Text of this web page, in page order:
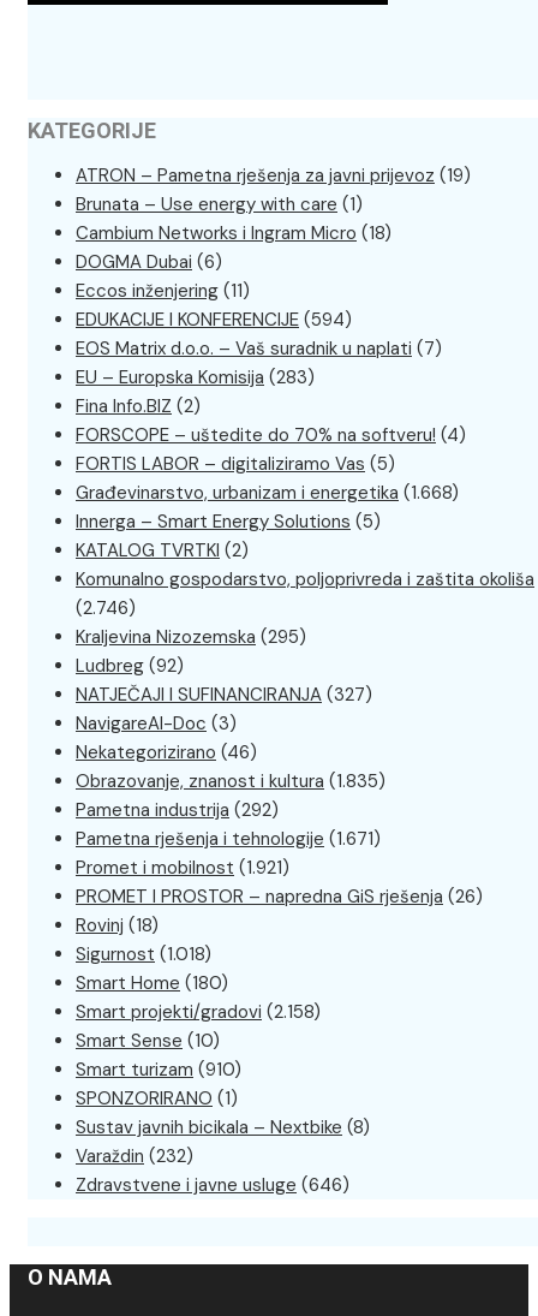
KATEGORIJE
ATRON – Pametna rješenja za javni prijevoz (19)
Brunata – Use energy with care (1)
Cambium Networks i Ingram Micro (18)
DOGMA Dubai (6)
Eccos inženjering (11)
EDUKACIJE I KONFERENCIJE (594)
EOS Matrix d.o.o. – Vaš suradnik u naplati (7)
EU – Europska Komisija (283)
Fina Info.BIZ (2)
FORSCOPE – uštedite do 70% na softveru! (4)
FORTIS LABOR – digitaliziramo Vas (5)
Građevinarstvo, urbanizam i energetika (1.668)
Innerga – Smart Energy Solutions (5)
KATALOG TVRTKI (2)
Komunalno gospodarstvo, poljoprivreda i zaštita okoliša
(2.746)
Kraljevina Nizozemska (295)
Ludbreg (92)
NATJEČAJI I SUFINANCIRANJA (327)
NavigareAI-Doc (3)
Nekategorizirano (46)
Obrazovanje, znanost i kultura (1.835)
Pametna industrija (292)
Pametna rješenja i tehnologije (1.671)
Promet i mobilnost (1.921)
PROMET I PROSTOR – napredna GiS rješenja (26)
Rovinj (18)
Sigurnost (1.018)
Smart Home (180)
Smart projekti/gradovi (2.158)
Smart Sense (10)
Smart turizam (910)
SPONZORIRANO (1)
Sustav javnih bicikala – Nextbike (8)
Varaždin (232)
Zdravstvene i javne usluge (646)
O NAMA